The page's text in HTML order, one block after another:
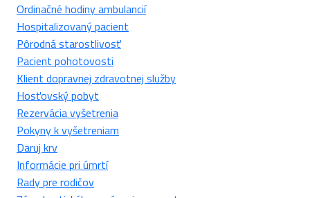
Ordinačné hodiny ambulancií
Hospitalizovaný pacient
Pôrodná starostlivosť
Pacient pohotovosti
Klient dopravnej zdravotnej služby
Hosťovský pobyt
Rezervácia vyšetrenia
Pokyny k vyšetreniam
Daruj krv
Informácie pri úmrtí
Rady pre rodičov